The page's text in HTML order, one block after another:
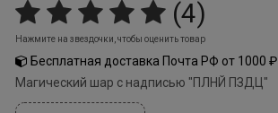
(4)
Нажмите на звездочки, чтобы оценить товар
Бесплатная доставка Почта РФ от 1000 ₽
Магический шар с надписью "ПЛНЙ ПЗДЦ"